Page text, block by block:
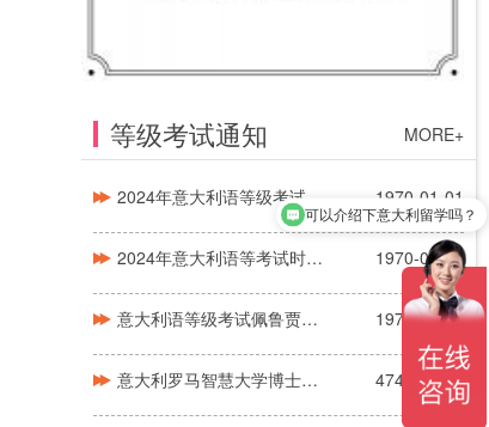
等级考试通知 MORE+
1970-01-01
2024年意大利语等考试时间安排CELI 1970-01-01
意大利语等级考试佩鲁贾（CELI） 1970-01-01
意大利罗马智慧大学博士申请信息 4743-08-07
你们是怎么收费的呢